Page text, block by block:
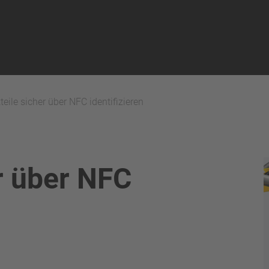
sicher über NFC identifizieren
NFC